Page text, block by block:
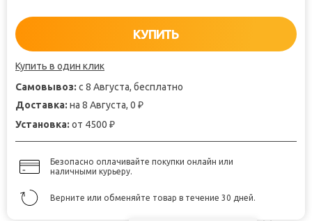
КУПИТЬ
Купить в один клик
Самовывоз: с 8 Августа, бесплатно
Доставка: на 8 Августа, 0 ₽
Установка: от 4500 ₽
Безопасно оплачивайте покупки онлайн или
наличными курьеру.
Верните или обменяйте товар в течение 30 дней.